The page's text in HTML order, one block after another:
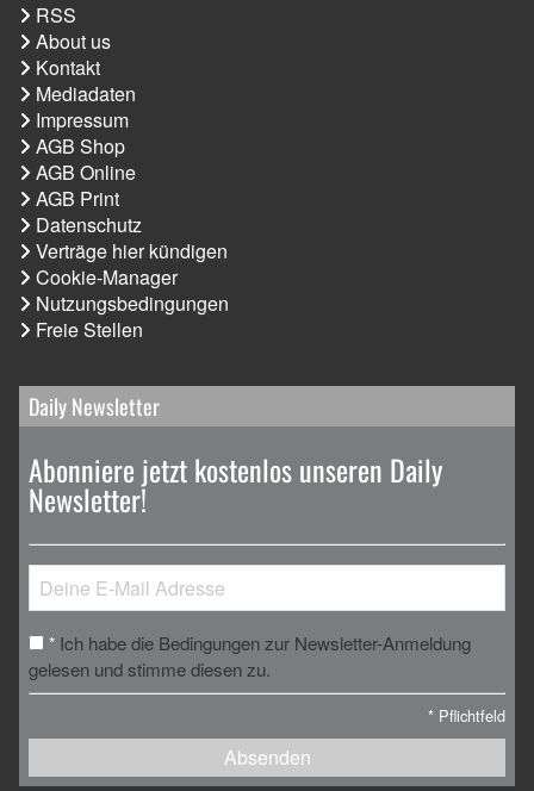
RSS
About us
Kontakt
Mediadaten
Impressum
AGB Shop
AGB Online
AGB Print
Datenschutz
Verträge hier kündigen
Cookie-Manager
Nutzungsbedingungen
Freie Stellen
Daily Newsletter
Abonniere jetzt kostenlos unseren Daily
Newsletter!
* Ich habe die Bedingungen zur Newsletter-Anmeldung
gelesen und stimme diesen zu.
* Pflichtfeld
Absenden